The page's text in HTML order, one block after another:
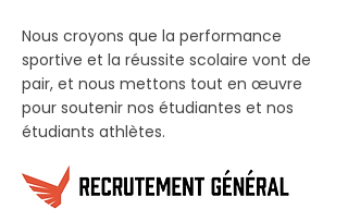
Nous croyons que la performance
sportive et la réussite scolaire vont de
pair, et nous mettons tout en œuvre
pour soutenir nos étudiantes et nos
étudiants athlètes.